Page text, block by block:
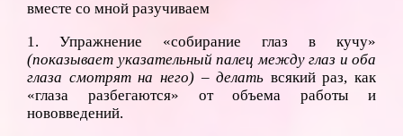
вместе со мной разучиваем
1. Упражнение «собирание глаз в кучу»
(показывает указательный палец между глаз и оба
глаза смотрят на него) – делать всякий раз, как
«глаза разбегаются» от объема работы и
нововведений.